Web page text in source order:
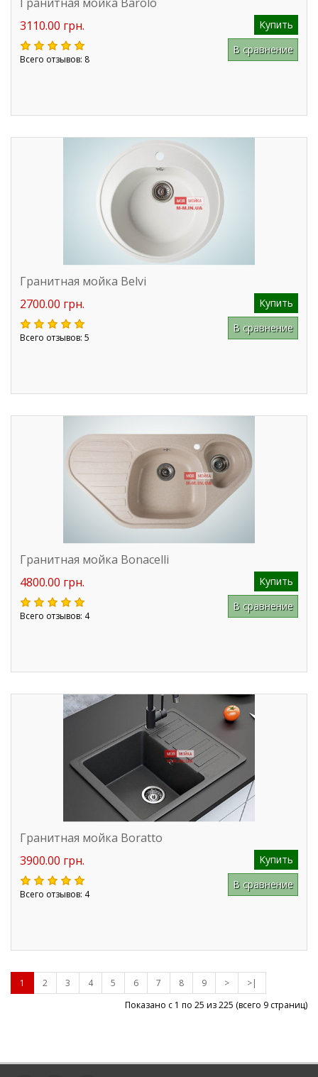
3110.00 грн.
Купить
Всего отзывов: 8
В сравнение
Гранитная мойка Belvi
2700.00 грн.
Купить
Всего отзывов: 5
В сравнение
Гранитная мойка Bonacelli
4800.00 грн.
Купить
Всего отзывов: 4
В сравнение
Гранитная мойка Boratto
3900.00 грн.
Купить
Всего отзывов: 4
В сравнение
1 2 3 4 5 6 7 8 9 >
>|
Показано с 1 по 25 из225 (всего 9 страниц)